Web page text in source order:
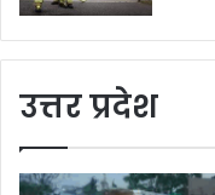
उत्तर प्रदेश